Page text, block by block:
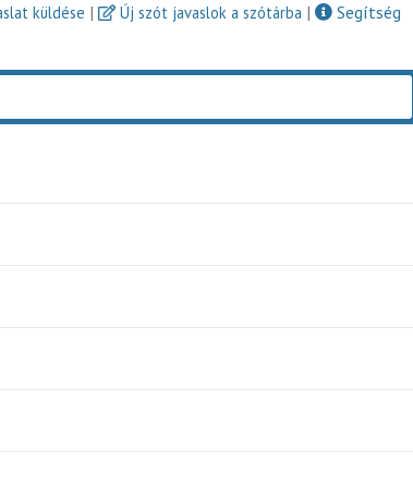
küldése | Új szót javaslok a szótárba |
Segítség